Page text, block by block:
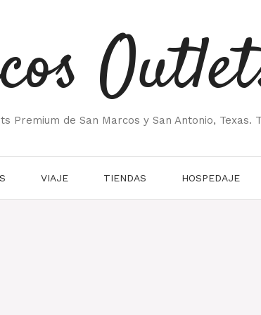
Premium de San Marcos y San Antonio, Texas.
VIAJE TIENDAS HOSPEDAJE